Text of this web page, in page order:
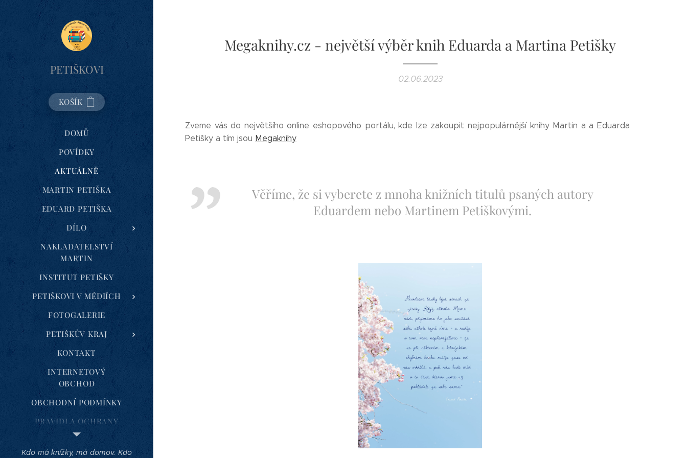
PETIŠKOVI
KOŠÍK
DOMŮ
POVÍDKY
AKTUÁLNĚ
MARTIN PETIŠKA
EDUARD PETIŠKA
DÍLO
NAKLADATELSTVÍ
MARTIN
INSTITUT PETIŠKY
PETIŠKOVI V MÉDIÍCH
FOTOGALERIE
PETIŠKŮV KRAJ
KONTAKT
INTERNETOVÝ
OBCHOD
OBCHODNÍ PODMÍNKY
PRAVIDLA OCHRANY
SOUKROMÍ
Megaknihy.cz - největší výběr knih Eduarda a Martina Petišky
02.06.2023
Zveme vás do největšího online eshopového portálu, kde lze zakoupit nejpopulárnější knihy Martin a a Eduarda
Petišky a tím jsou Megaknihy
Věříme, že si vyberete z mnoha knižních titulů psaných autory
Eduardem nebo Martinem Petiškovými.
Kdo má knížky, má domov. Kdo